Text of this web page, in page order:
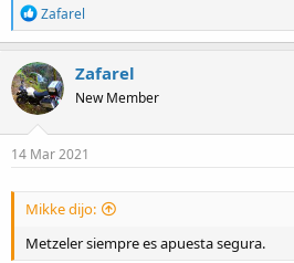
R
e
a
c
t
i
o
n
s
Zafarel
Zafarel
New Member
14 Mar 2021
Mikke dijo:
Metzeler siempre es apuesta segura.